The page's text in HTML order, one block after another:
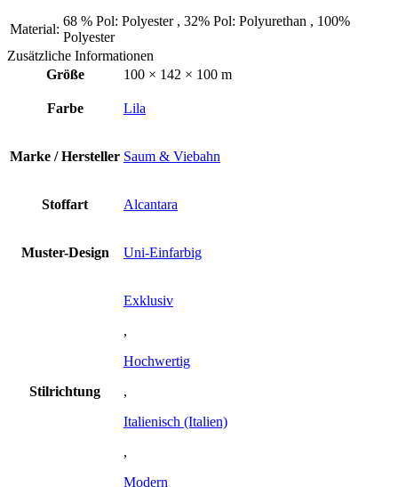
Material:
68 % Pol: Polyester , 32% Pol: Polyurethan , 100%
Polyester
Zusätzliche Informationen
Größe
100 × 142 × 100 m
Farbe Lila
Marke / Hersteller Saum & Viebahn
Stoffart Alcantara
Muster-Design Uni-Einfarbig
Stilrichtung
Exklusiv
,
Hochwertig
,
Italienisch (Italien)
,
Modern